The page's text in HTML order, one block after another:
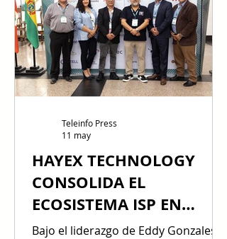
análisis de mercado y espacios de
relacionamiento con mayoristas y
canales, reforzando el papel de la
marca dentro del segmento de
impresión de alto rendimiento. Juan
Arturo Drew, Operations Manager
HAYEX TECHNOLOGY
CONSOLIDA EL
ECOSISTEMA ISP EN
BOLIVIA
Bajo el liderazgo de Eddy Gonzales,
Teleinfo Press
11 may